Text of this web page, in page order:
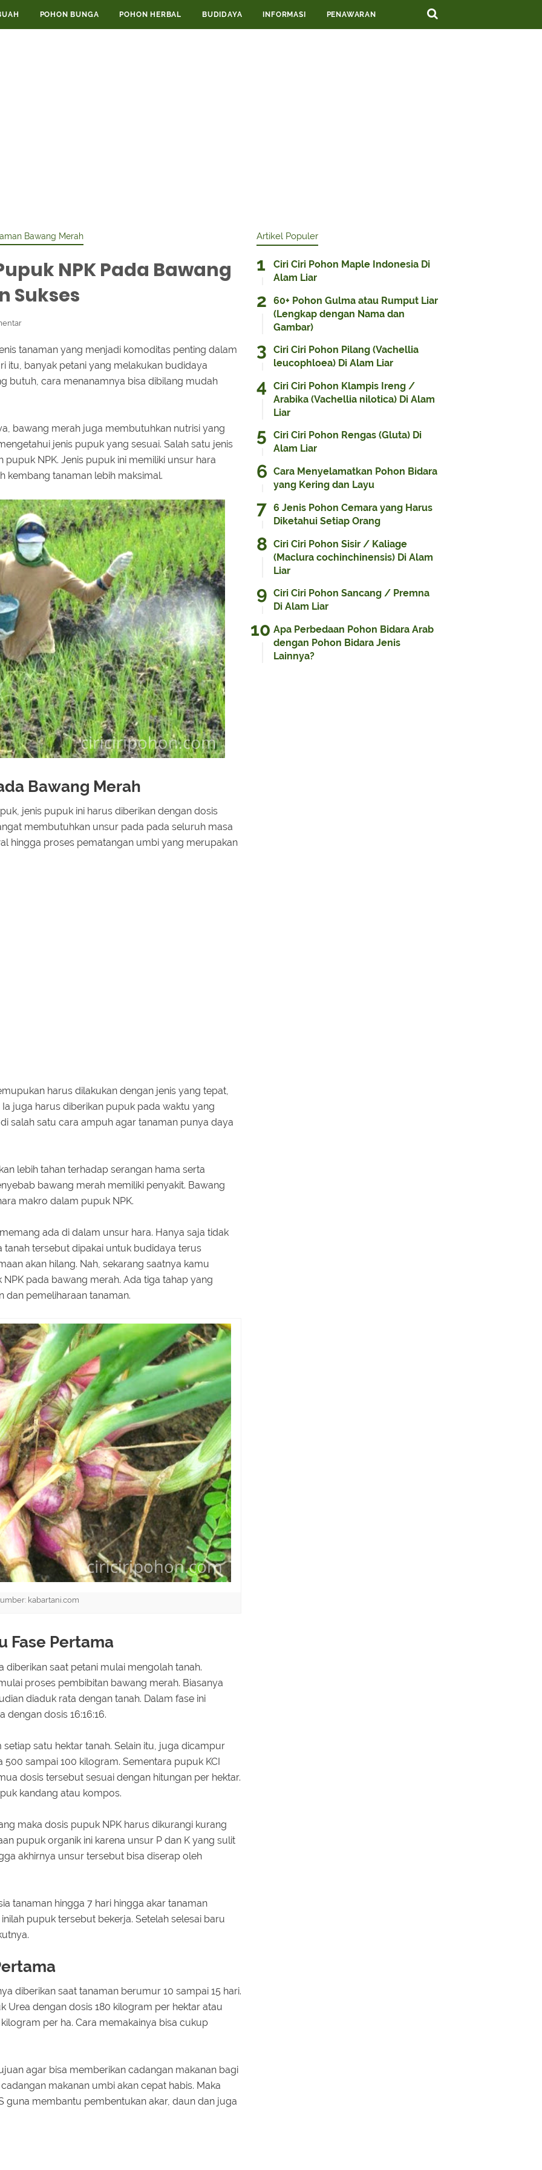
POHON BUNGA POHON HERBAL BUDIDAYA INFORMASI PENAWARAN
Bawang Merah
NPK Pada Bawang
Sukses
tanaman yang menjadi komoditas penting dalam
itu, banyak petani yang melakukan budidaya
butuh, cara menanamnya bisa dibilang mudah
bawang merah juga membutuhkan nutrisi yang
jenis pupuk yang sesuai. Salah satu jenis
NPK. Jenis pupuk ini memiliki unsur hara
tanaman lebih maksimal.
Bawang Merah
jenis pupuk ini harus diberikan dengan dosis
membutuhkan unsur pada pada seluruh masa
hingga proses pematangan umbi yang merupakan
harus dilakukan dengan jenis yang tepat,
juga harus diberikan pupuk pada waktu yang
salah satu cara ampuh agar tanaman punya daya
lebih tahan terhadap serangan hama serta
bawang merah memiliki penyakit. Bawang
makro dalam pupuk NPK.
ada di dalam unsur hara. Hanya saja tidak
tanah tersebut dipakai untuk budidaya terus
akan hilang. Nah, sekarang saatnya kamu
pada bawang merah. Ada tiga tahap yang
dan pemeliharaan tanaman.
kabartani.com
Fase Pertama
diberikan saat petani mulai mengolah tanah.
proses pembibitan bawang merah. Biasanya
diaduk rata dengan tanah. Dalam fase ini
dengan dosis 16:16:16.
satu hektar tanah. Selain itu, juga dicampur
sampai 100 kilogram. Sementara pupuk KCI
dosis tersebut sesuai dengan hitungan per hektar.
kandang atau kompos.
maka dosis pupuk NPK harus dikurangi kurang
pupuk organik ini karena unsur P dan K yang sulit
akhirnya unsur tersebut bisa diserap oleh
tanaman hingga 7 hari hingga akar tanaman
pupuk tersebut bekerja. Setelah selesai baru
diberikan saat tanaman berumur 10 sampai 15 hari.
Urea dengan dosis 180 kilogram per hektar atau
per ha. Cara memakainya bisa cukup
agar bisa memberikan cadangan makanan bagi
makanan umbi akan cepat habis. Maka
guna membantu pembentukan akar, daun dan juga
Artikel Populer
Ciri Ciri Pohon Maple Indonesia Di
Alam Liar
60+ Pohon Gulma atau Rumput Liar
(Lengkap dengan Nama dan
Gambar)
Ciri Ciri Pohon Pilang (Vachellia
leucophloea) Di Alam Liar
Ciri Ciri Pohon Klampis Ireng /
Arabika (Vachellia nilotica) Di Alam
Liar
Ciri Ciri Pohon Rengas (Gluta) Di
Alam Liar
Cara Menyelamatkan Pohon Bidara
yang Kering dan Layu
6 Jenis Pohon Cemara yang Harus
Diketahui Setiap Orang
Ciri Ciri Pohon Sisir / Kaliage
(Maclura cochinchinensis) Di Alam
Liar
Ciri Ciri Pohon Sancang / Premna
Di Alam Liar
Apa Perbedaan Pohon Bidara Arab
dengan Pohon Bidara Jenis
Lainnya?